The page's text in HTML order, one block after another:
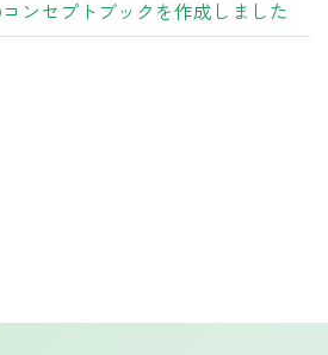
ンセプトブックを作成しました